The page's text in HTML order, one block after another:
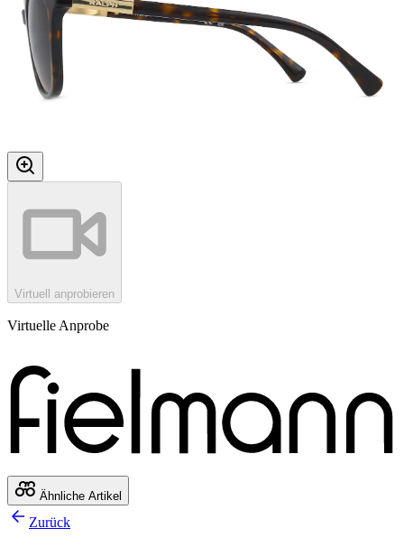
Virtuell anprobieren
Virtuelle Anprobe
Ähnliche Artikel
Zurück